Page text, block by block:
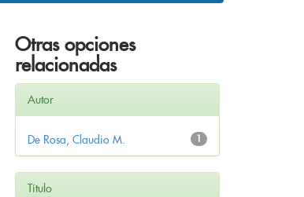
Otras opciones
relacionadas
Autor
1
De Rosa, Claudio M.
Título